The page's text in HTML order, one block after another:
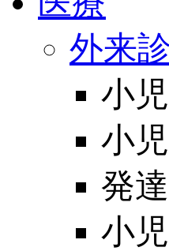
外来
小
小
発
小